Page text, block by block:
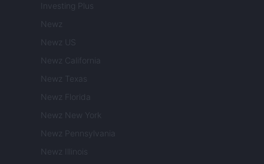
Investing Plus
Newz
Newz US
Newz California
Newz Texas
Newz Florida
Newz New York
Newz Pennsylvania
Newz Illinois